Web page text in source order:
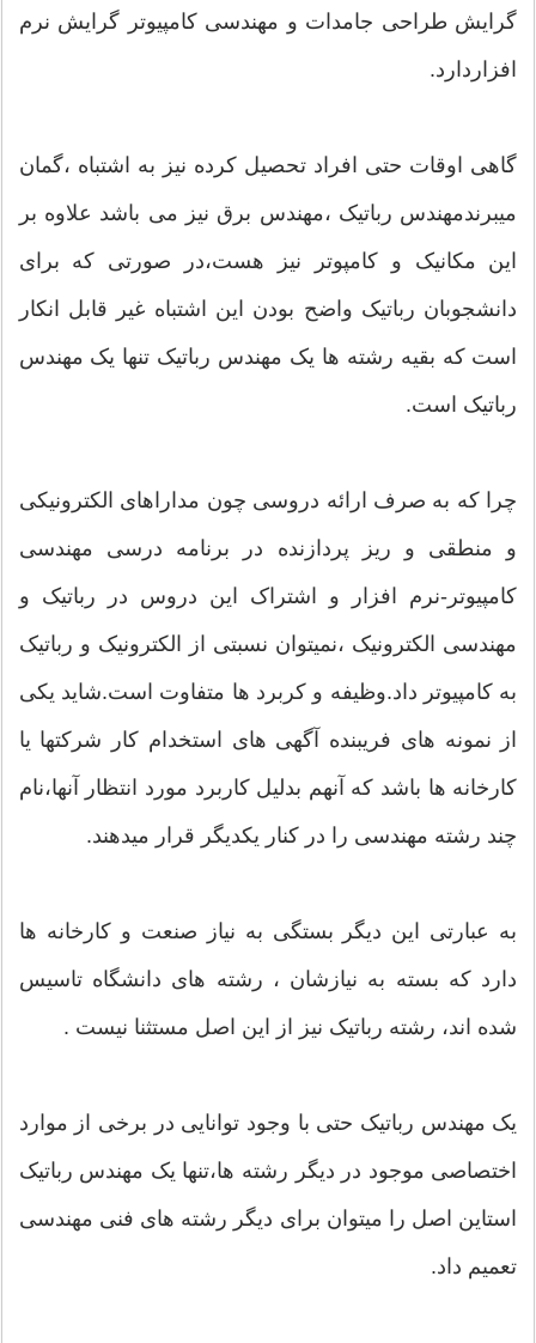
گرایش طراحی جامدات و مهندسی کامپیوتر گرایش نرم
افزاردارد.
گاهی اوقات حتی افراد تحصیل کرده نیز به اشتباه ،گمان
میبرندمهندس رباتیک ،مهندس برق نیز می باشد علاوه بر
این مکانیک و کامپوتر نیز هست،در صورتی که برای
دانشجوبان رباتیک واضح بودن این اشتباه غیر قابل انکار
است که بقیه رشته ها یک مهندس رباتیک تنها یک مهندس
رباتیک است.
چرا که به صرف ارائه دروسی چون مداراهای الکترونیکی
و منطقی و ریز پردازنده در برنامه درسی مهندسی
کامپیوتر-نرم افزار و اشتراک این دروس در رباتیک و
مهندسی الکترونیک ،نمیتوان نسبتی از الکترونیک و رباتیک
به کامپیوتر داد.وظیفه و کربرد ها متفاوت است.شاید یکی
از نمونه های فریبنده آگهی های استخدام کار شرکتها یا
کارخانه ها باشد که آنهم بدلیل کاربرد مورد انتظار آنها،نام
چند رشته مهندسی را در کنار یکدیگر قرار میدهند.
به عبارتی این دیگر بستگی به نیاز صنعت و کارخانه ها
دارد که بسته به نیازشان ، رشته های دانشگاه تاسیس
شده اند، رشته رباتیک نیز از این اصل مستثنا نیست .
یک مهندس رباتیک حتی با وجود توانایی در برخی از موارد
اختصاصی موجود در دیگر رشته ها،تنها یک مهندس رباتیک
استاین اصل را میتوان برای دیگر رشته های فنی مهندسی
تعمیم داد.